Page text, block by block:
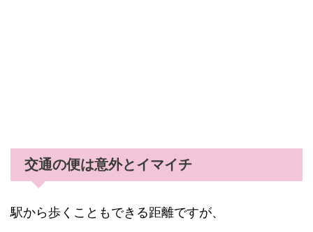
交通の便は意外とイマイチ
駅から歩くこともできる距離ですが、